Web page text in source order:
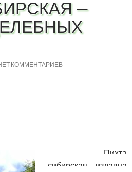
—
КОММЕНТАРИЕВ
Пихта
сибирская издавна